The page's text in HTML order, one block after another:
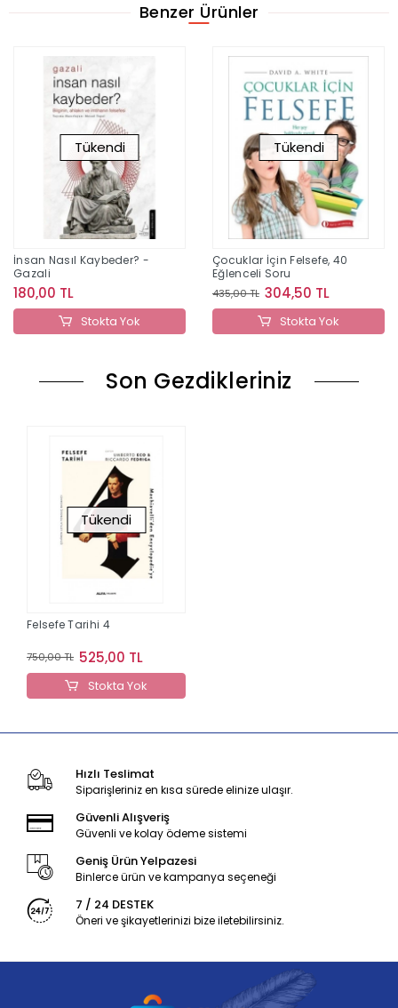
Benzer Ürünler
Tükendi
İnsan Nasıl Kaybeder? -
Gazali
180,00 TL
Stokta Yok
Tükendi
Çocuklar İçin Felsefe, 40
Eğlenceli Soru
435,00 TL 304,50 TL
Stokta Yok
Son Gezdikleriniz
Tükendi
Felsefe Tarihi 4
750,00 TL 525,00 TL
Stokta Yok
Hızlı Teslimat
Siparişleriniz en kısa sürede elinize ulaşır.
Güvenli Alışveriş
Güvenli ve kolay ödeme sistemi
Geniş Ürün Yelpazesi
Binlerce ürün ve kampanya seçeneği
7 / 24 DESTEK
Öneri ve şikayetlerinizi bize iletebilirsiniz.